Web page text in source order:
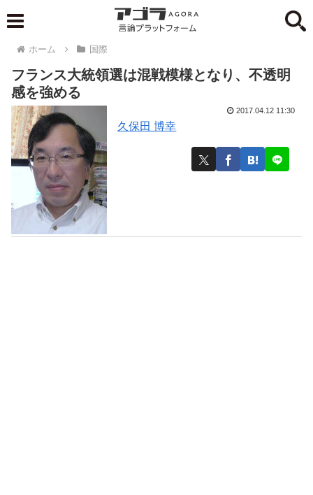
ホーム 国際
フランス大統領選は混戦模様となり、不透明
感を強める
久保田 博幸
2017.04.12 11:30